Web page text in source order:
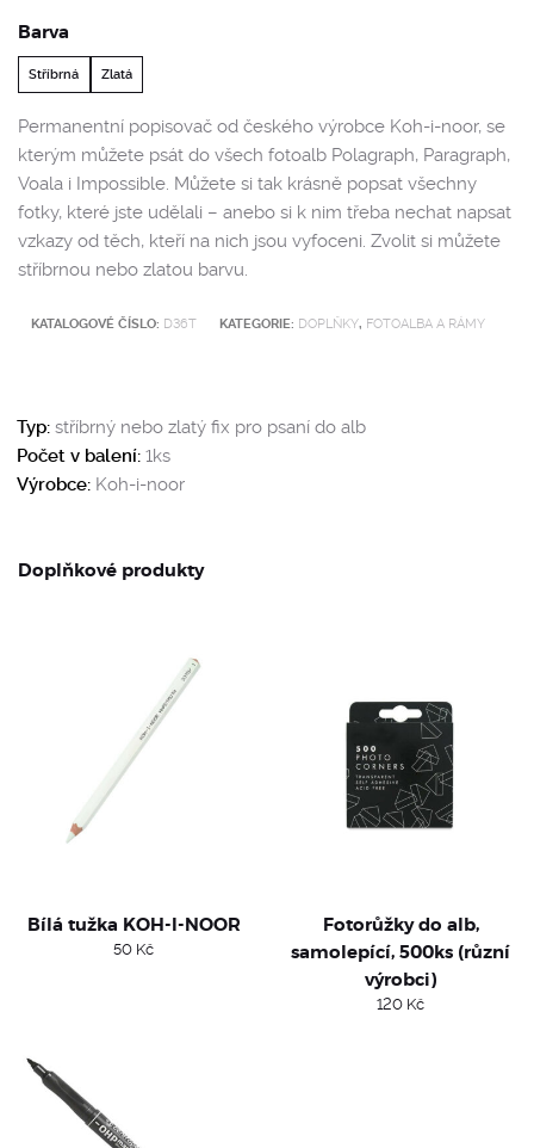
Barva
Stříbrná Zlatá
Permanentní popisovač od českého výrobce Koh-i-noor, se
kterým můžete psát do všech fotoalb Polagraph, Paragraph,
Voala i Impossible. Můžete si tak krásně popsat všechny
fotky, které jste udělali – anebo si k nim třeba nechat napsat
vzkazy od těch, kteří na nich jsou vyfoceni. Zvolit si můžete
stříbrnou nebo zlatou barvu.
KATALOGOVÉ ČÍSLO: D36T KATEGORIE: DOPLŇKY, FOTOALBA A RÁMY
Typ: stříbrný nebo zlatý fix pro psaní do alb
Počet v balení: 1ks
Výrobce: Koh-i-noor
Doplňkové produkty
Bílá tužka KOH-I-NOOR
50 Kč
Fotorůžky do alb,
samolepící, 500ks (různí
výrobci)
120 Kč